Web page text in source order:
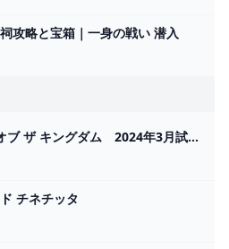
攻略と宝箱｜一身の戦い 潜入
ゼルダの伝説 ティアーズ オブ ザ キングダム 2024年3月試奏会 / The Legend of Zelda: TotK Mar. 2024 Trial Session - YouTube
チネチッタ